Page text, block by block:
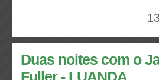
Duas noites com o
Fuller - LUANDA